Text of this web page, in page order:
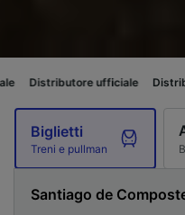
ufficiale Distributore
Biglietti
Treni e pullman